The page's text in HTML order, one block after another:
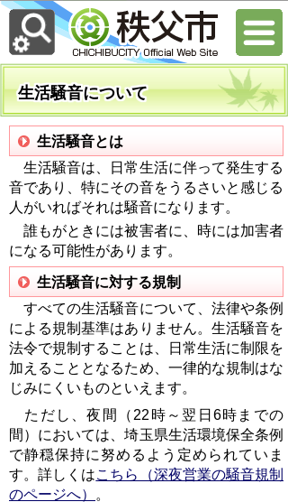
生活騒音について
生活騒音とは
生活騒音は、日常生活に伴って発生する
音であり、特にその音をうるさいと感じる
人がいればそれは騒音になります。
誰もがときには被害者に、時には加害者
になる可能性があります。
生活騒音に対する規制
すべての生活騒音について、法律や条例
による規制基準はありません。生活騒音を
法令で規制することは、日常生活に制限を
加えることとなるため、一律的な規制はな
じみにくいものといえます。
ただし、夜間（ 22 時～翌日 6時までの
間）においては、埼玉県生活環境保全条例
で静穏保持に努めるよう定められていま
す。詳しくはこちら（深夜営業の騒音規制
のページへ）
。